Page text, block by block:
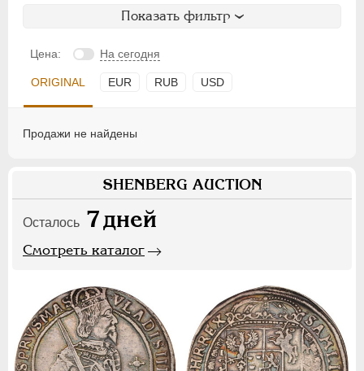
Показать фильтр
Цена: На сегодня
ORIGINAL EUR RUB USD
Продажи не найдены
SHENBERG AUCTION
Осталось 7дней
Смотреть каталог